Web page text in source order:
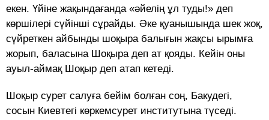
екен. Үйіне жақындағанда «әйелің ұл туды!» деп
көршілері сүйінші сұрайды. Әке қуанышында шек жоқ,
сүйреткен айбынды шоқыра балығын жақсы ырымға
жорып, баласына Шоқыра деп ат қояды. Кейін оны
ауыл-аймақ Шоқыр деп атап кетеді.
Шоқыр сурет салуға бейім болған соң, Бакудегі,
сосын Киевтегі көркемсурет институты­на түседі.